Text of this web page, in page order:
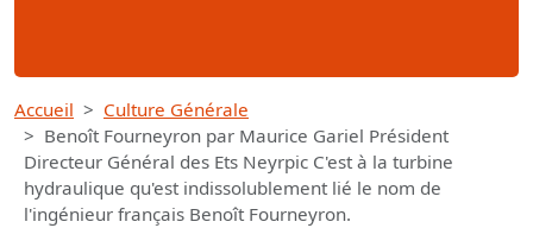
Accueil
Culture Générale
Benoît Fourneyron par Maurice Gariel Président
Directeur Général des Ets Neyrpic C'est à la turbine
hydraulique qu'est indissolublement lié le nom de
l'ingénieur français Benoît Fourneyron.